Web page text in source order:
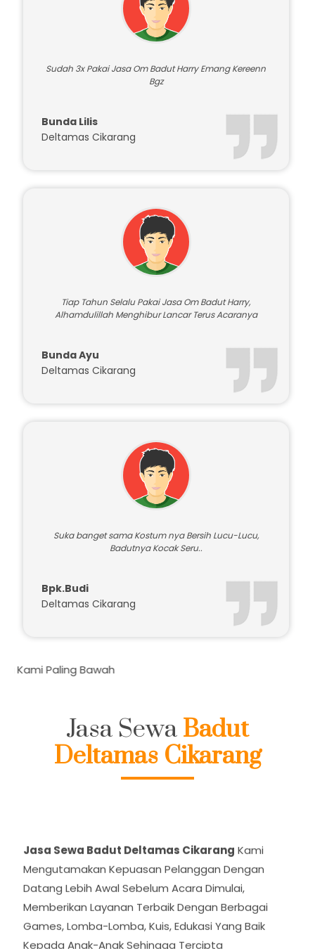
Sudah 3x Pakai Jasa Om Badut Harry Emang Kereenn
Bgz
Bunda Lilis
Deltamas Cikarang
Tiap Tahun Selalu Pakai Jasa Om Badut Harry,
Alhamdulillah Menghibur Lancar Terus Acaranya
Bunda Ayu
Deltamas Cikarang
Suka banget sama Kostum nya Bersih Lucu-Lucu,
Badutnya Kocak Seru..
Bpk.Budi
Deltamas Cikarang
Jasa Sewa Badut
Deltamas Cikarang
Jasa Sewa Badut Deltamas Cikarang Kami
Mengutamakan Kepuasan Pelanggan Dengan
Datang Lebih Awal Sebelum Acara Dimulai,
Memberikan Layanan Terbaik Dengan Berbagai
Games, Lomba-Lomba, Kuis, Edukasi Yang Baik